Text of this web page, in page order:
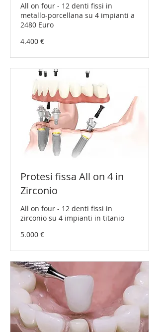
All on four - 12 denti fissi in
metallo-porcellana su 4 impianti a
2480 Euro
4.400
Euro
4.400 €
Protesi fissa All on 4 in
Zirconio
All on four - 12 denti fissi in
zirconio su 4 impianti in titanio
5.000
Euro
5.000 €